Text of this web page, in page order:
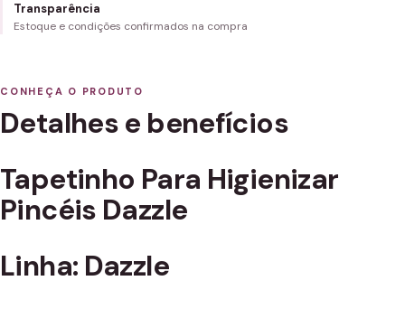
Transparência
Estoque e condições confirmados na compra
CONHEÇA O PRODUTO
Detalhes e benefícios
Tapetinho Para Higienizar
Pincéis Dazzle
Linha: Dazzle